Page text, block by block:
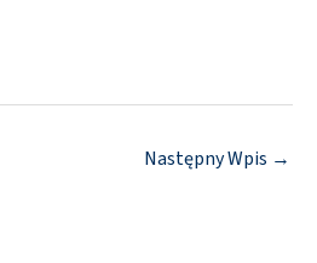
Następny Wpis →